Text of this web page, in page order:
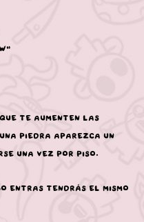
te aumenten las
piedra aparezca un
una vez por piso.
entras tendrás el mismo